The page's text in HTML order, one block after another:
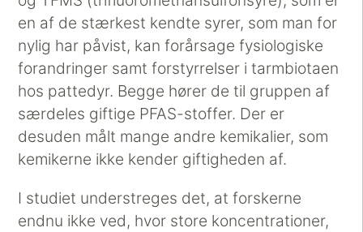
en af de stærkest kendte syrer, som man for
nylig har påvist, kan forårsage fysiologiske
forandringer samt forstyrrelser i tarmbiotaen
hos pattedyr. Begge hører de til gruppen af
særdeles giftige PFAS-stoffer. Der er
desuden målt mange andre kemikalier, som
kemikerne ikke kender giftigheden af.
I studiet understreges det, at forskerne
endnu ikke ved, hvor store koncentrationer,